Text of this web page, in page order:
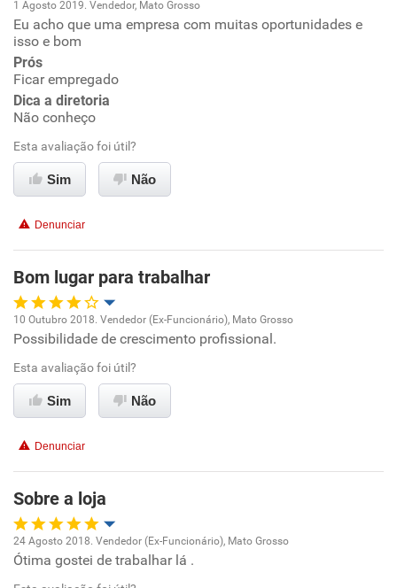
Oportunidade de promoção
Ambiente de trabalho
Conciliação com a vida familiar
Benefícios
Recomenda a diretoria
1 Agosto 2019. Vendedor, Mato Grosso
Eu acho que uma empresa com muitas oportunidades e
isso e bom
Prós
Ficar empregado
Dica a diretoria
Não conheço
Esta avaliação foi útil?
Sim Não
Denunciar
Bom lugar para trabalhar
Oportunidade de promoção
Ambiente de trabalho
Benefícios
Recomenda esta empresa
Recomenda a diretoria
10 Outubro 2018. Vendedor (Ex-Funcionário), Mato Grosso
Possibilidade de crescimento profissional.
Esta avaliação foi útil?
Sim Não
Denunciar
Sobre a loja
Oportunidade de promoção
24 Agosto 2018. Vendedor (Ex-Funcionário), Mato Grosso
Ótima gostei de trabalhar lá .